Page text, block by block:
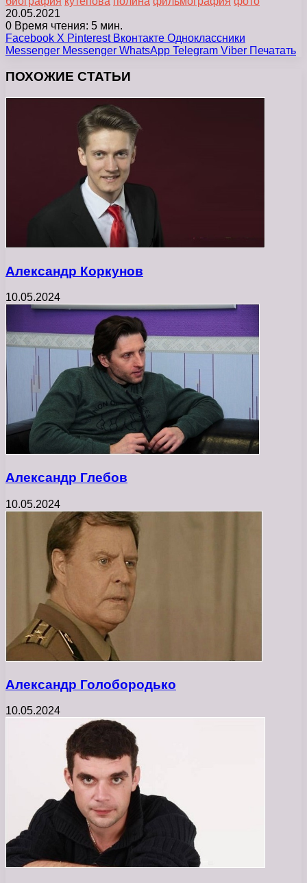
20.05.2021
0 Время чтения: 5 мин.
Facebook X Pinterest Вконтакте Одноклассники
Messenger Messenger WhatsApp Telegram Viber Печатать
ПОХОЖИЕ СТАТЬИ
Александр Коркунов
10.05.2024
Александр Глебов
10.05.2024
Александр Голобородько
10.05.2024